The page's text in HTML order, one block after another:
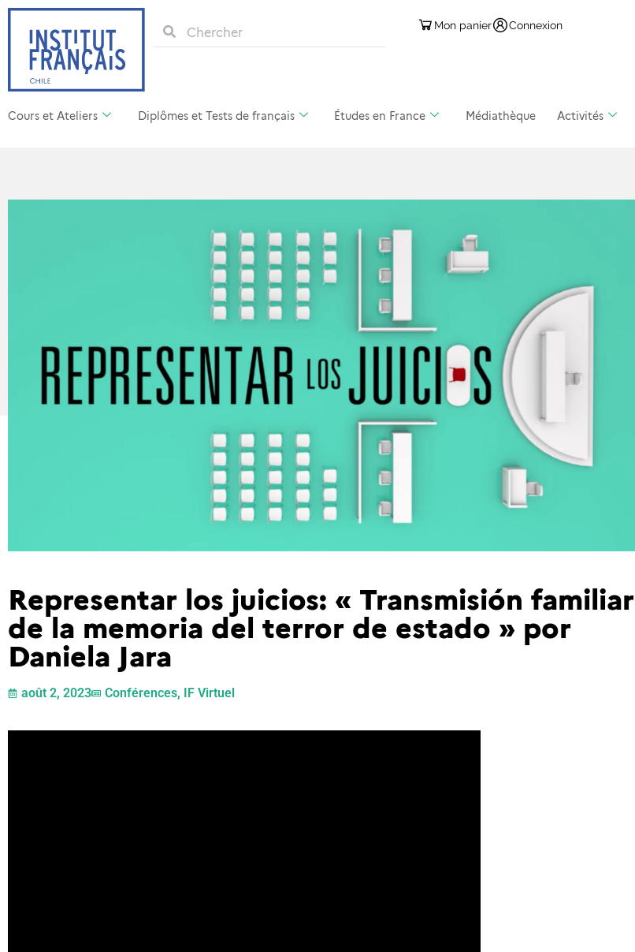
Mon panier Connexion
Cours et Ateliers Diplômes et Tests de français Études en France Médiathèque Activités
Representar los juicios: « Transmisión familiar
de la memoria del terror de estado » por
Daniela Jara
août 2, 2023 Conférences, IF Virtuel